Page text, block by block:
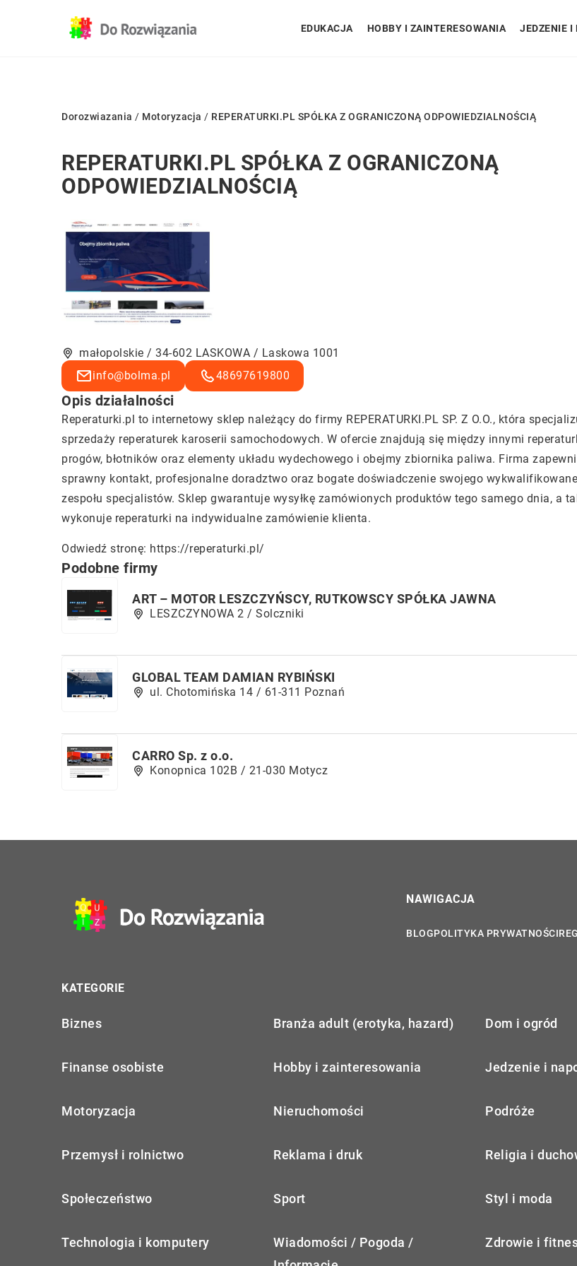
EDUKACJA HOBBY I ZAINTERESOWANIA JEDZENIE I
Dorozwiazania / Motoryzacja / REPERATURKI.PL SPÓŁKA Z OGRANICZONĄ ODPOWIEDZIALNOŚCIĄ
REPERATURKI.PL SPÓŁKA Z OGRANICZONĄ
ODPOWIEDZIALNOŚCIĄ
małopolskie / 34-602 LASKOWA / Laskowa 1001
info@bolma.pl
48697619800
Opis działalności
Reperaturki.pl to internetowy sklep należący do firmy REPERATURKI.PL SP. Z O.O., która
sprzedaży reperaturek karoserii samochodowych. W ofercie znajdują się między innymi
progów, błotników oraz elementy układu wydechowego i obejmy zbiornika paliwa. Firma
sprawny kontakt, profesjonalne doradztwo oraz bogate doświadczenie swojego
zespołu specjalistów. Sklep gwarantuje wysyłkę zamówionych produktów tego samego dnia, a
wykonuje reperaturki na indywidualne zamówienie klienta.
Odwiedź stronę: https://reperaturki.pl/
Podobne firmy
ART – MOTOR LESZCZYŃSCY, RUTKOWSCY SPÓŁKA JAWNA
LESZCZYNOWA 2 / Solczniki
GLOBAL TEAM DAMIAN RYBIŃSKI
ul. Chotomińska 14 / 61-311 Poznań
CARRO Sp. z o.o.
Konopnica 102B / 21-030 Motycz
NAWIGACJA
BLOGPOLITYKA PRYWATNOŚCI
KATEGORIE
Biznes Branża adult (erotyka, hazard) Dom i ogród
Finanse osobiste Hobby i zainteresowania Jedzenie i
Motoryzacja Nieruchomości Podróże
Przemysł i rolnictwo Reklama i druk Religia i
Społeczeństwo Sport Styl i moda
Technologia i komputery
Wiadomości / Pogoda /
Zdrowie i